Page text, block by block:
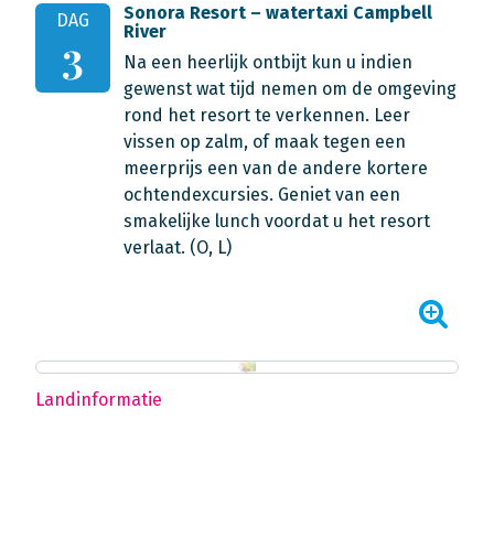
DAG
3
Sonora Resort – watertaxi Campbell
River
Na een heerlijk ontbijt kun u indien
gewenst wat tijd nemen om de omgeving
rond het resort te verkennen. Leer
vissen op zalm, of maak tegen een
meerprijs een van de andere kortere
ochtendexcursies. Geniet van een
smakelijke lunch voordat u het resort
verlaat. (O, L)
Landinformatie